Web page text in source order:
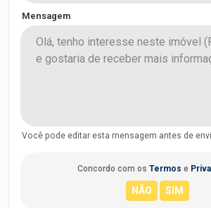
Mensagem
Você pode editar esta mensagem antes de
Concordo com os Termos e